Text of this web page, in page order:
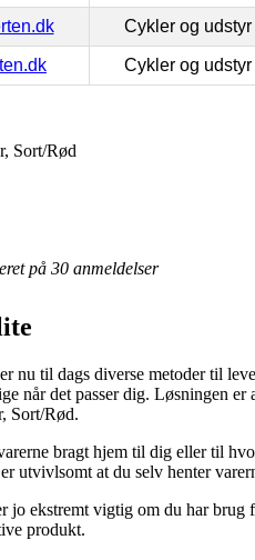
Cykler og udstyr
Cykler og udstyr
Sort/Rød
på 30 anmeldelser
nu til dags diverse metoder til
når det passer dig. Løsningen
Sort/Rød.
bragt hjem til dig eller til
utvivlsomt at du selv henter
jo ekstremt vigtig om du har
produkt.